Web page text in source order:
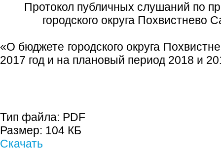
Протокол публичных слушаний по
городского округа Похвистнево
«О бюджете городского округа
2017 год и на плановый период 2018 и
Тип файла: PDF
Размер: 104 КБ
Скачать